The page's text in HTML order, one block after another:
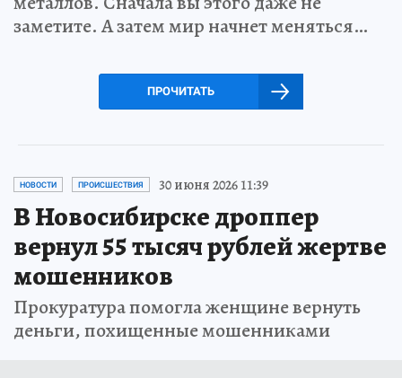
заметите. А затем мир начнет меняться…
ПРОЧИТАТЬ
НОВОСТИ ПРОИСШЕСТВИЯ 30 июня 2026 11:39
В Новосибирске дроппер
вернул 55 тысяч рублей жертве
мошенников
Прокуратура помогла женщине вернуть
деньги, похищенные мошенниками